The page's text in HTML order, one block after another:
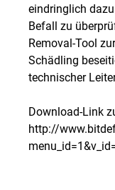
eindringlich
Befall zu
Removal-Tool
Schädling
technischer
Download-Link
http://